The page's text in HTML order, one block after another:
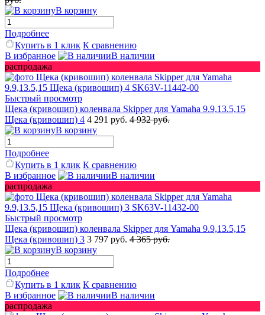
В корзину
Подробнее
Купить в 1 клик К сравнению
В избранное
В наличии
распродажа
Быстрый просмотр
Щека (кривошип) коленвала Skipper для Yamaha 9.9,13.5,15
Щека (кривошип) 4 4 291 руб. 4 932 руб.
В корзину
Подробнее
Купить в 1 клик К сравнению
В избранное
В наличии
распродажа
Быстрый просмотр
Щека (кривошип) коленвала Skipper для Yamaha 9.9,13.5,15
Щека (кривошип) 3 3 797 руб. 4 365 руб.
В корзину
Подробнее
Купить в 1 клик К сравнению
В избранное
В наличии
распродажа